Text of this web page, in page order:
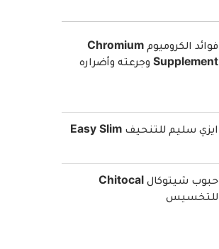
فوائد الكروميوم Chromium
Supplement وجرعته وأضراره
ايزي سليم للتنحيف Easy Slim
حبوب شيتوكال Chitocal
للتخسيس